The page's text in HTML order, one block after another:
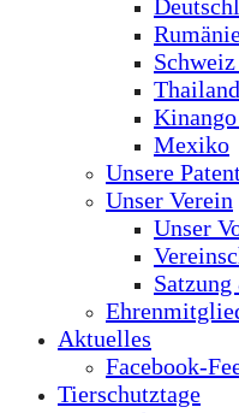
Mexiko
Unsere
Unser Verein
Unser
Aktuelles
Facebook-
Tierschutztage